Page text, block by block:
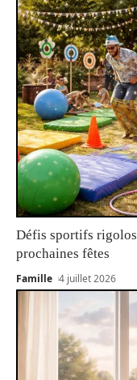
Défis sportifs
prochaines fêtes
Famille 4 juillet 2026